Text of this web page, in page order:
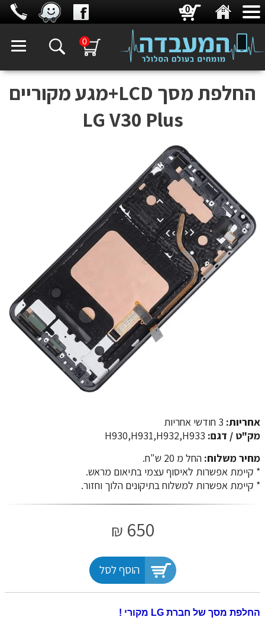
0
החלפת מסך LCD+מגע מקוריים
LG V30 Plus
אחריות: 3 חודשי אחריות
מק"ט / דגם: H930,H931,H932,H933
מחיר משלוח: החל מ 20 ש"ח.
​​​​​​​* קיימת אפשרות לאיסוף עצמי בתיאום מראש.
* קיימת אפשרות למשלוח בתיקונים הלוך וחזור.
650
₪
הוסף לסל
החלפת מסך של חברת LG מקורי !
0